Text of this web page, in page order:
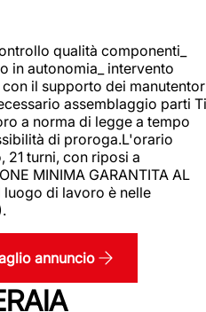
qualità componenti_
in autonomia_ intervento
il supporto dei
assemblaggio parti Ti
a norma di legge a tempo
di proroga.L'orario
21 turni, con riposi a
MINIMA GARANTITA AL
luogo di lavoro è nelle
annuncio